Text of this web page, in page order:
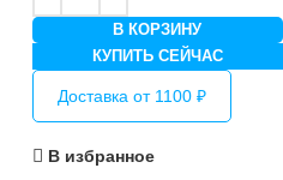
В КОРЗИНУ
КУПИТЬ СЕЙЧАС
Доставка от 1100 ₽
В избранное